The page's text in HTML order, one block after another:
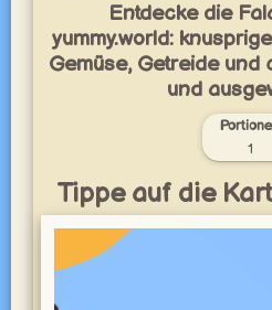
Entdecke die
yummy.world:
Gemüse, Getreide und
und
1
Tippe auf die